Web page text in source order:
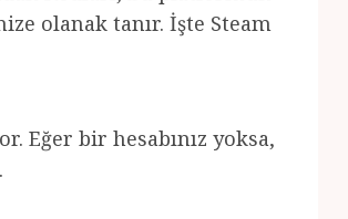
olanak tanır. İşte Steam
Eğer bir hesabınız yoksa,